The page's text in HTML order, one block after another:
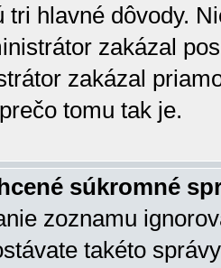
tri hlavné dôvody.
zakázal
zakázal
tomu tak je.
súkromné
zoznamu
takéto